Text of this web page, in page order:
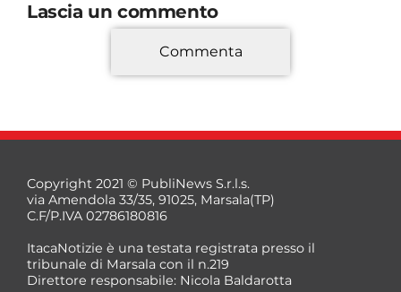
Lascia un commento
*
Commenta
Copyright 2021 © PubliNews S.r.l.s.
via Amendola 33/35, 91025, Marsala(TP)
C.F/P.IVA 02786180816
ItacaNotizie è una testata registrata presso il
tribunale di Marsala con il n.219
Direttore responsabile: Nicola Baldarotta